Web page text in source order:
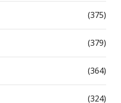
(375)
(379)
(364)
(324)